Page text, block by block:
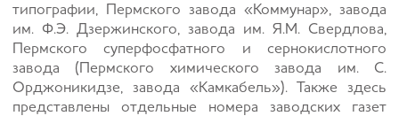
типографии, Пермского завода «Коммунар», завода
им. Ф.Э. Дзержинского, завода им. Я.М. Свердлова,
Пермского суперфосфатного и сернокислотного
завода (Пермского химического завода им. С.
Орджоникидзе, завода «Камкабель»). Также здесь
представлены отдельные номера заводских газет